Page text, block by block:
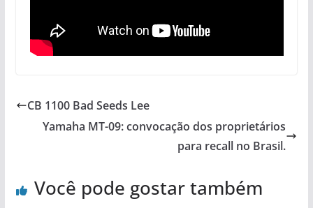
CB 1100 Bad Seeds Lee
Yamaha MT-09: convocação dos proprietários
para recall no Brasil.
Você pode gostar também